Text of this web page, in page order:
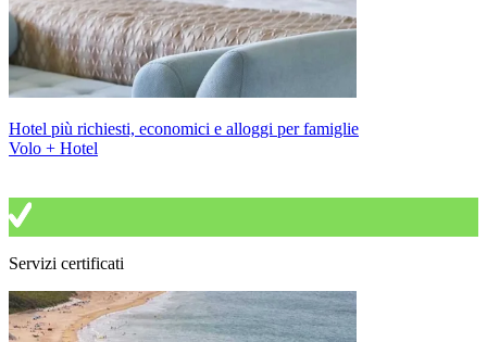
Hotel più richiesti, economici e alloggi per famiglie
Volo + Hotel
Servizi certificati